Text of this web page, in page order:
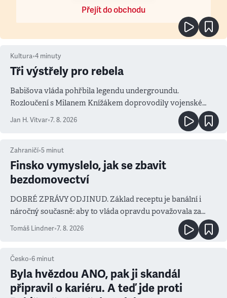
Přejít do obchodu
Kultura•4 minuty
Tři výstřely pro rebela
Babišova vláda pohřbila legendu undergroundu.
Rozloučení s Milanem Knížákem doprovodily vojenské
Jan H. Vitvar•7. 8. 2026
Zahraničí•5 minut
Finsko vymyslelo, jak se zbavit
bezdomovectví
DOBRÉ ZPRÁVY ODJINUD. Základ receptu je banální i
náročný současně: aby to vláda opravdu považovala za
Tomáš Lindner•7. 8. 2026
Česko•6 minut
Byla hvězdou ANO, pak ji skandál
připravil o kariéru. A teď jde proti